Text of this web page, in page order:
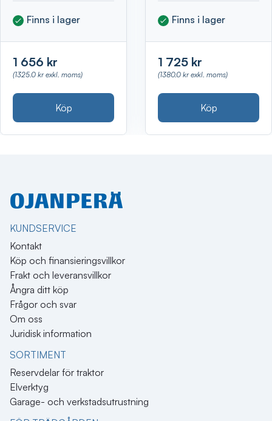
Finns i lager
1 656 kr
(1325.0 kr exkl. moms)
Köp
Finns i lager
1 725 kr
(1380.0 kr exkl. moms)
Köp
KUNDSERVICE
Kontakt
Köp och finansieringsvillkor
Frakt och leveransvillkor
Ångra ditt köp
Frågor och svar
Om oss
Juridisk information
SORTIMENT
Reservdelar för traktor
Elverktyg
Garage- och verkstadsutrustning